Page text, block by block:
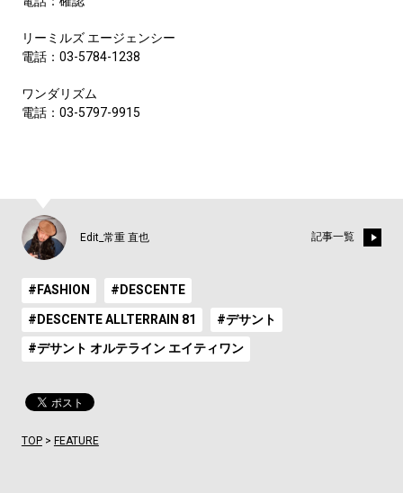
リーミルズ エージェンシー
電話：03-5784-1238
ワンダリズム
電話：03-5797-9915
Edit_常重 直也 記事一覧
#FASHION #DESCENTE
#DESCENTE ALLTERRAIN 81 #デサント
#デサント オルテライン エイティワン
TOP> FEATURE